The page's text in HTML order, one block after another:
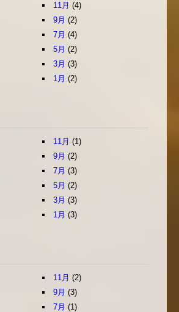
11月 (4)
9月 (2)
7月 (4)
5月 (2)
3月 (3)
1月 (2)
11月 (1)
9月 (2)
7月 (3)
5月 (2)
3月 (3)
1月 (3)
11月 (2)
9月 (3)
7月 (1)